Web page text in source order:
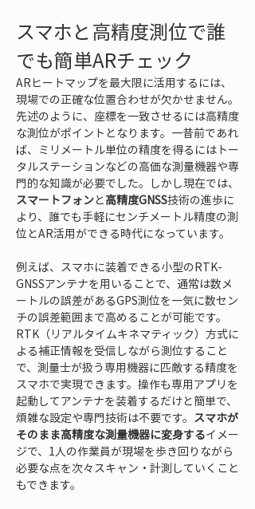
スマホと高精度測位で誰
でも簡単ARチェック
ARヒートマップを最大限に活用するには、
現場での正確な位置合わせが欠かせません。
先述のように、座標を一致させるには高精度
な測位がポイントとなります。一昔前であれ
ば、ミリメートル単位の精度を得るにはトー
タルステーションなどの高価な測量機器や専
門的な知識が必要でした。しかし現在では、
スマートフォンと高精度GNSS技術の進歩に
より、誰でも手軽にセンチメートル精度の測
位とAR活用ができる時代になっています。
例えば、スマホに装着できる小型のRTK-
GNSSアンテナを用いることで、通常は数メ
ートルの誤差があるGPS測位を一気に数セン
チの誤差範囲まで高めることが可能です。
RTK（リアルタイムキネマティック）方式に
よる補正情報を受信しながら測位すること
で、測量士が扱う専用機器に匹敵する精度を
スマホで実現できます。操作も専用アプリを
起動してアンテナを装着するだけと簡単で、
煩雑な設定や専門技術は不要です。 スマホが
そのまま高精度な測量機器に変身するイメー
ジで、1人の作業員が現場を歩き回りながら
必要な点を次々スキャン・計測していくこと
もできます。